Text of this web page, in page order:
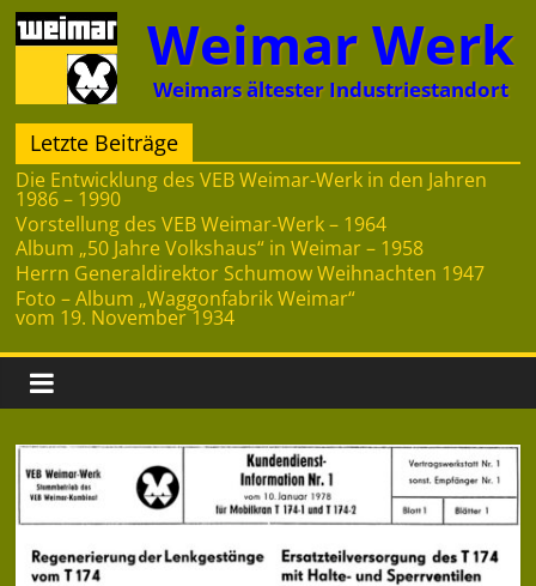
Zum
Inhalt
springen
Weimar Werk
Weimars ältester Industriestandort
Letzte Beiträge
Die Entwicklung des VEB Weimar-Werk in den Jahren
1986 – 1990
Vorstellung des VEB Weimar-Werk – 1964
Album „50 Jahre Volkshaus“ in Weimar – 1958
Herrn Generaldirektor Schumow Weihnachten 1947
Foto – Album „Waggonfabrik Weimar“
vom 19. November 1934